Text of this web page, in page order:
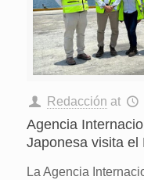
Redacción at
Agencia
Japonesa visita el
La Agencia